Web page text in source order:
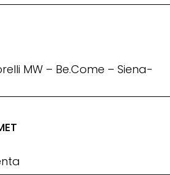
MW – Be.Come – Siena-